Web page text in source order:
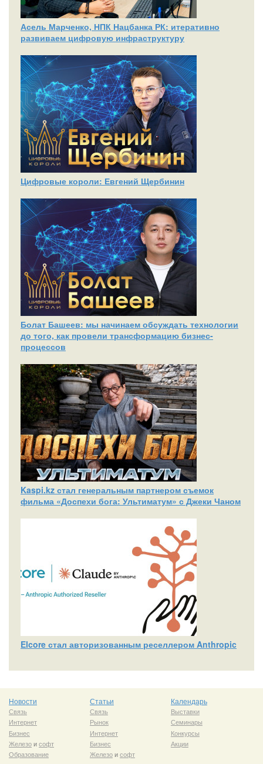
Асель Марченко, НПК Нацбанка РК: итеративно
развиваем цифровую инфраструктуру
Цифровые короли: Евгений Щербинин
Болат Башеев: мы начинаем обсуждать технологии
до того, как провели трансформацию бизнес-
процессов
Kaspi.kz стал генеральным партнером съемок
фильма «Доспехи бога: Ультиматум» с Джеки Чаном
Elcore стал авторизованным реселлером Anthropic
Новости
Связь
Интернет
Бизнес
Железоисофт
Образование
Статьи
Связь
Рынок
Интернет
Бизнес
Железоисофт
Календарь
Выставки
Семинары
Конкурсы
Акции